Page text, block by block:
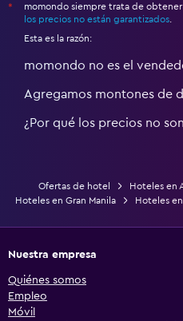
*
momondo siempre trata de
los precios no están garantizados
Esta es la razón:
momondo no es el
Agregamos montones de
¿Por qué los precios no
Ofertas de hotel Hoteles en
Hoteles en Gran Manila
Hoteles
Nuestra empresa
Quiénes somos
Empleo
Móvil